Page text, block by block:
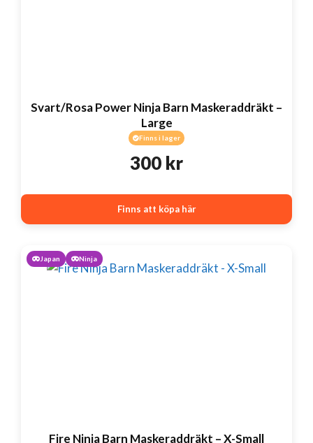
Svart/Rosa Power Ninja Barn Maskeraddräkt –
Large
Finns i lager
300 kr
Finns att köpa här
Japan Ninja
Fire Ninja Barn Maskeraddräkt – X-Small